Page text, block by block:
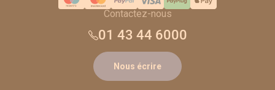
Contactez-nous
01 43 44 6000
Nous écrire